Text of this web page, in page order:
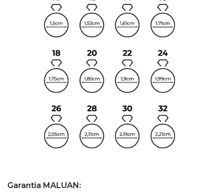
Garantia MALUAN: